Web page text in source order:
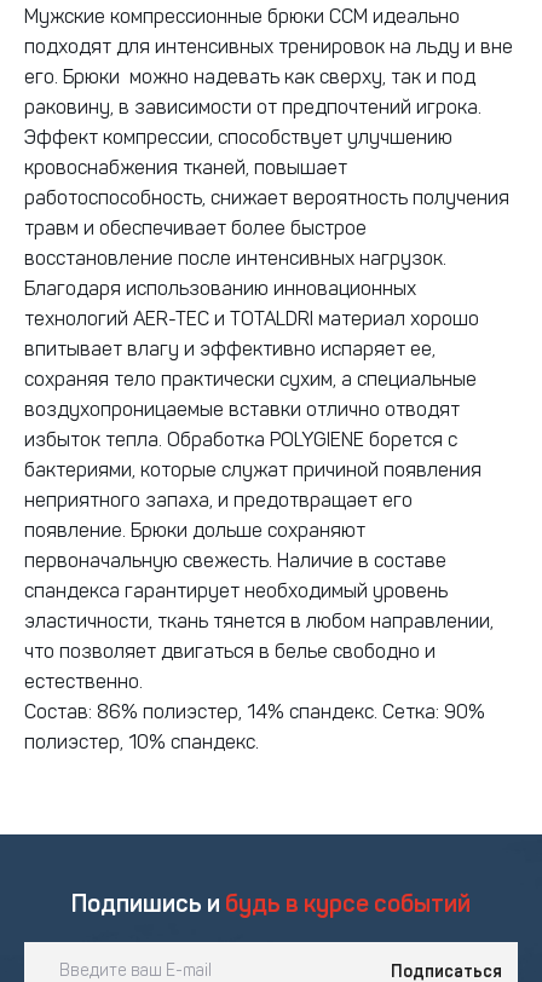
Мужские компрессионные брюки CCM идеально
подходят для интенсивных тренировок на льду и вне
его. Брюки можно надевать как сверху, так и под
раковину, в зависимости от предпочтений игрока.
Эффект компрессии, способствует улучшению
кровоснабжения тканей, повышает
работоспособность, снижает вероятность получения
травм и обеспечивает более быстрое
восстановление после интенсивных нагрузок.
Благодаря использованию инновационных
технологий AER-TEC и TOTALDRI материал хорошо
впитывает влагу и эффективно испаряет ее,
сохраняя тело практически сухим, а специальные
воздухопроницаемые вставки отлично отводят
избыток тепла. Обработка POLYGIENE борется с
бактериями, которые служат причиной появления
неприятного запаха, и предотвращает его
появление. Брюки дольше сохраняют
первоначальную свежесть. Наличие в составе
спандекса гарантирует необходимый уровень
эластичности, ткань тянется в любом направлении,
что позволяет двигаться в белье свободно и
естественно.
Состав: 86% полиэстер, 14% спандекс. Сетка: 90%
полиэстер, 10% спандекс.
Подпишись и будь в курсе событий
Подписаться